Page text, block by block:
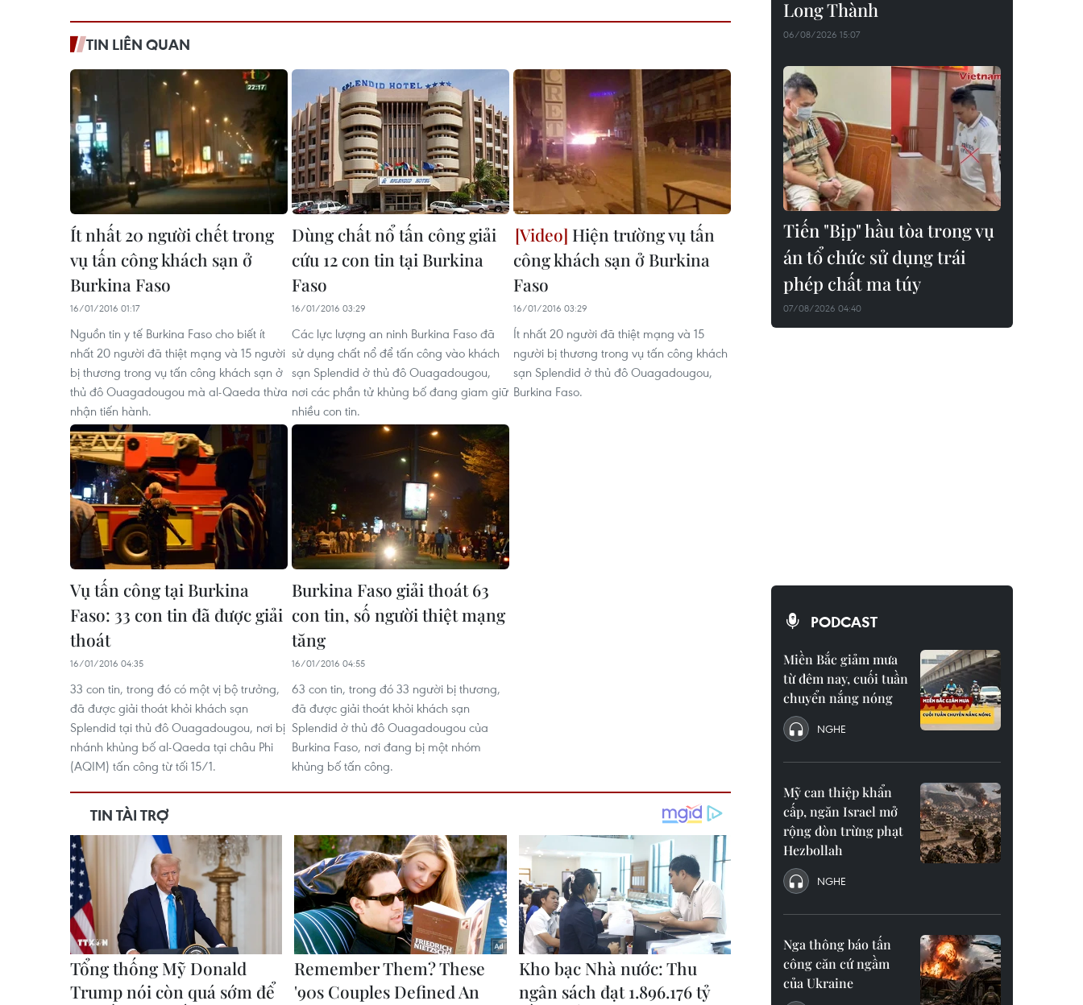
TIN LIÊN QUAN
Ít nhất 20 người chết trong
vụ tấn công khách sạn ở
Burkina Faso
16/01/2016 01:17
Nguồn tin y tế Burkina Faso cho biết ít
nhất 20 người đã thiệt mạng và 15 người
bị thương trong vụ tấn công khách sạn ở
thủ đô Ouagadougou mà al-Qaeda thừa
nhận tiến hành.
Dùng chất nổ tấn công giải
cứu 12 con tin tại Burkina
Faso
16/01/2016 03:29
Các lực lượng an ninh Burkina Faso đã
sử dụng chất nổ để tấn công vào khách
sạn Splendid ở thủ đô Ouagadougou,
nơi các phần tử khủng bố đang giam giữ
nhiều con tin.
Hiện trường vụ tấn
công khách sạn ở Burkina
Faso
16/01/2016 03:29
Ít nhất 20 người đã thiệt mạng và 15
người bị thương trong vụ tấn công khách
sạn Splendid ở thủ đô Ouagadougou,
Burkina Faso.
Vụ tấn công tại Burkina
Faso: 33 con tin đã được giải
thoát
16/01/2016 04:35
33 con tin, trong đó có một vị bộ trưởng,
đã được giải thoát khỏi khách sạn
Splendid tại thủ đô Ouagadougou, nơi bị
nhánh khủng bố al-Qaeda tại châu Phi
(AQIM) tấn công từ tối 15/1.
Burkina Faso giải thoát 63
con tin, số người thiệt mạng
tăng
16/01/2016 04:55
63 con tin, trong đó 33 người bị thương,
đã được giải thoát khỏi khách sạn
Splendid ở thủ đô Ouagadougou của
Burkina Faso, nơi đang bị một nhóm
khủng bố tấn công.
Long Thành
06/08/2026 15:07
Tiến "Bịp" hầu tòa trong vụ
án tổ chức sử dụng trái
phép chất ma túy
07/08/2026 04:40
PODCAST
Miền Bắc giảm mưa
từ đêm nay, cuối tuần
chuyển nắng nóng
NGHE
Mỹ can thiệp khẩn
cấp, ngăn Israel mở
rộng đòn trừng phạt
Hezbollah
NGHE
Nga thông báo tấn
công căn cứ ngầm
của Ukraine